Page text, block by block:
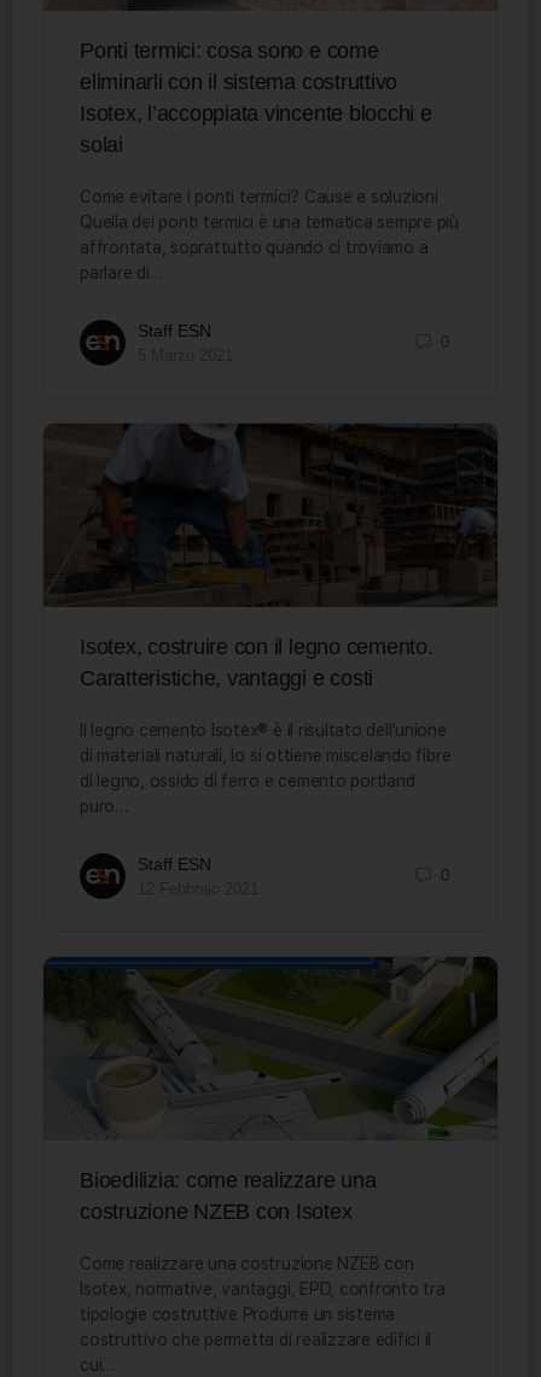
Ponti termici: cosa sono e come
eliminarli con il sistema costruttivo
Isotex, l’accoppiata vincente blocchi e
solai
Come evitare i ponti termici? Cause e soluzioni
Quella dei ponti termici è una tematica sempre più
affrontata, soprattutto quando ci troviamo a
parlare di…
Staff ESN
0
Isotex, costruire con il legno cemento.
Caratteristiche, vantaggi e costi
Il legno cemento Isotex® è il risultato dell’unione
di materiali naturali, lo si ottiene miscelando fibre
di legno, ossido di ferro e cemento portland
puro…
Staff ESN
0
Bioedilizia: come realizzare una
costruzione NZEB con Isotex
Come realizzare una costruzione NZEB con
Isotex, normative, vantaggi, EPD, confronto tra
tipologie costruttive Produrre un sistema
costruttivo che permetta di realizzare edifici il
cui…